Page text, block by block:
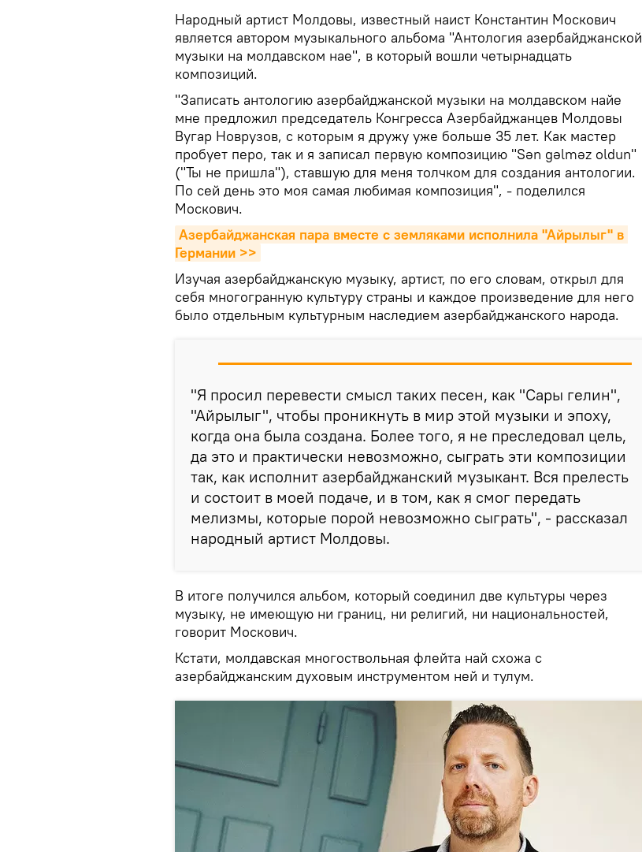
Народный артист Молдовы, известный наист Константин Москович
является автором музыкального альбома "Антология азербайджанской
музыки на молдавском нае", в который вошли четырнадцать
композиций.
"Записать антологию азербайджанской музыки на молдавском найе
мне предложил председатель Конгресса Азербайджанцев Молдовы
Вугар Новрузов, с которым я дружу уже больше 35 лет. Как мастер
пробует перо, так и я записал первую композицию "Sən gəlməz oldun"
("Ты не пришла"), ставшую для меня толчком для создания антологии.
По сей день это моя самая любимая композиция", - поделился
Москович.
Азербайджанская пара вместе с земляками исполнила "Айрылыг" в
Германии >>
Изучая азербайджанскую музыку, артист, по его словам, открыл для
себя многогранную культуру страны и каждое произведение для него
было отдельным культурным наследием азербайджанского народа.
"Я просил перевести смысл таких песен, как "Сары гелин",
"Айрылыг", чтобы проникнуть в мир этой музыки и эпоху,
когда она была создана. Более того, я не преследовал цель,
да это и практически невозможно, сыграть эти композиции
так, как исполнит азербайджанский музыкант. Вся прелесть
и состоит в моей подаче, и в том, как я смог передать
мелизмы, которые порой невозможно сыграть", - рассказал
народный артист Молдовы.
В итоге получился альбом, который соединил две культуры через
музыку, не имеющую ни границ, ни религий, ни национальностей,
говорит Москович.
Кстати, молдавская многоствольная флейта най схожа с
азербайджанским духовым инструментом ней и тулум.